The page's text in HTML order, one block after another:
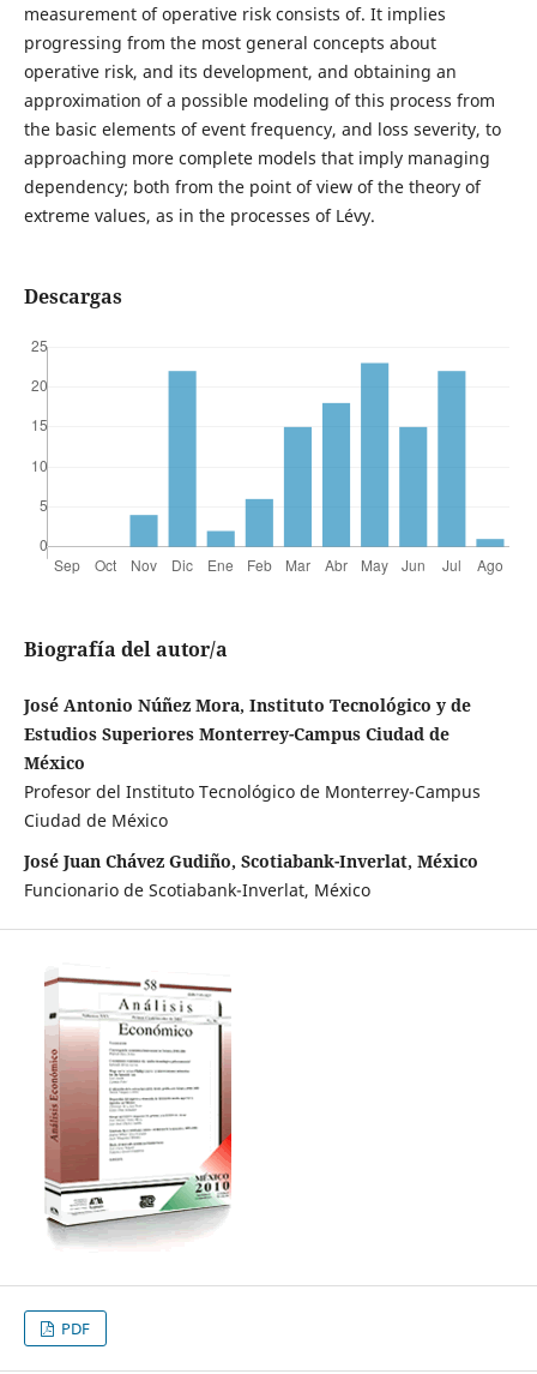
measurement of operative risk consists of. It implies
progressing from the most general concepts about
operative risk, and its development, and obtaining an
approximation of a possible modeling of this process from
the basic elements of event frequency, and loss severity, to
approaching more complete models that imply managing
dependency; both from the point of view of the theory of
extreme values, as in the processes of Lévy.
Descargas
Biografía del autor/a
José Antonio Núñez Mora, Instituto Tecnológico y de
Estudios Superiores Monterrey-Campus Ciudad de
México
Profesor del Instituto Tecnológico de Monterrey-Campus
Ciudad de México
José Juan Chávez Gudiño, Scotiabank-Inverlat, México
Funcionario de Scotiabank-Inverlat, México
PDF